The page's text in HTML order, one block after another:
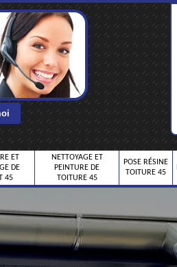
ET
DE
45
NETTOYAGE ET
PEINTURE DE
TOITURE 45
POSE RÉSINE
TOITURE 45